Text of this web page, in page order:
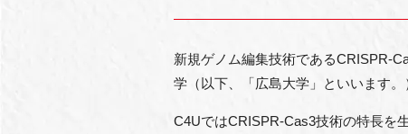
新規ゲノム編集技術であるCRISPR-
学（以下、「広島大学」といいます
C4UではCRISPR-Cas3技術の特長を